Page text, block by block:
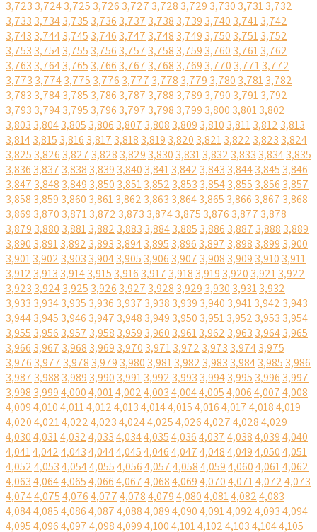
3,723 3,7243,725 3,726 3,727 3,728 3,729 3,730 3,7313,732
3,733 3,7343,735 3,736 3,737 3,738 3,739 3,740 3,7413,742
3,743 3,7443,745 3,746 3,747 3,748 3,749 3,750 3,7513,752
3,753 3,7543,755 3,756 3,757 3,758 3,759 3,760 3,7613,762
3,763 3,7643,765 3,766 3,767 3,768 3,769 3,770 3,7713,772
3,773 3,7743,775 3,776 3,777 3,778 3,779 3,780 3,7813,782
3,783 3,7843,785 3,786 3,787 3,788 3,789 3,790 3,7913,792
3,793 3,7943,795 3,796 3,797 3,798 3,799 3,800 3,8013,802
3,803 3,8043,805 3,806 3,807 3,808 3,809 3,810 3,8113,812 3,813
3,8143,815 3,816 3,817 3,818 3,819 3,820 3,8213,822 3,823 3,824
3,825 3,826 3,827 3,828 3,829 3,830 3,8313,832 3,833 3,8343,835
3,836 3,837 3,838 3,839 3,840 3,8413,842 3,843 3,8443,845 3,846
3,847 3,848 3,849 3,850 3,8513,852 3,853 3,8543,855 3,856 3,857
3,858 3,859 3,860 3,8613,862 3,863 3,8643,865 3,866 3,867 3,868
3,869 3,870 3,8713,872 3,873 3,8743,875 3,876 3,877 3,878
3,879 3,880 3,8813,882 3,883 3,8843,885 3,886 3,887 3,888 3,889
3,890 3,8913,892 3,893 3,8943,895 3,896 3,897 3,898 3,899 3,900
3,9013,902 3,903 3,9043,905 3,906 3,907 3,908 3,909 3,910 3,911
3,912 3,913 3,9143,915 3,916 3,917 3,918 3,919 3,920 3,9213,922
3,923 3,9243,925 3,926 3,927 3,928 3,929 3,930 3,9313,932
3,933 3,9343,935 3,936 3,937 3,938 3,939 3,940 3,9413,942 3,943
3,9443,945 3,946 3,947 3,948 3,949 3,950 3,9513,952 3,953 3,954
3,955 3,956 3,957 3,958 3,959 3,960 3,9613,962 3,963 3,9643,965
3,966 3,967 3,968 3,969 3,970 3,9713,972 3,973 3,9743,975
3,976 3,977 3,978 3,979 3,980 3,9813,982 3,983 3,9843,985 3,986
3,987 3,988 3,989 3,990 3,9913,992 3,993 3,9943,995 3,996 3,997
3,998 3,9994,0004,0014,0024,0034,0044,0054,0064,0074,008
4,0094,0104,0114,0124,0134,0144,0154,0164,0174,0184,019
4,0204,0214,0224,0234,0244,0254,0264,0274,0284,029
4,0304,0314,0324,0334,0344,0354,0364,0374,0384,0394,040
4,0414,0424,0434,0444,0454,0464,0474,0484,0494,0504,051
4,0524,0534,0544,0554,0564,0574,0584,0594,0604,0614,062
4,0634,0644,0654,0664,0674,0684,0694,0704,0714,0724,073
4,0744,0754,0764,0774,0784,0794,0804,0814,0824,083
4,0844,0854,0864,0874,0884,0894,0904,0914,0924,0934,094
4,0954,0964,0974,0984,0994,1004,1014,1024,1034,1044,105